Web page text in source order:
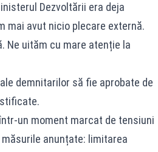
Dezvoltării era deja
mai avut nicio plecare externă.
Ne uităm cu mare atenție la
demnitarilor să fie aprobate de
un moment marcat de tensiuni
anunțate: limitarea